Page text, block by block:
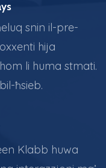
snin il-pre-
hija
li huma stmati.
ħsieb.
Klabb huwa